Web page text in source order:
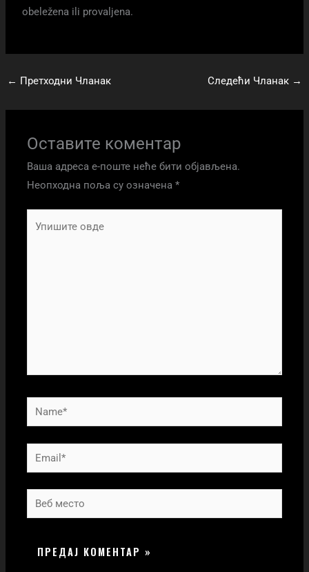
obeležena ili provaljena.
← Претходни Чланак Следећи Чланак →
Оставите коментар
Ваша адреса е-поште неће бити објављена.
Неопходна поља су означена*
Name*
Email*
Веб
место